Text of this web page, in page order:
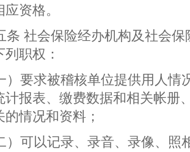
资格。
条 社会保险经办机构及社会
职权：
）要求被稽核单位提供用人
计报表、缴费数据和相关帐册
的情况和资料；
）可以记录、录音、录像、